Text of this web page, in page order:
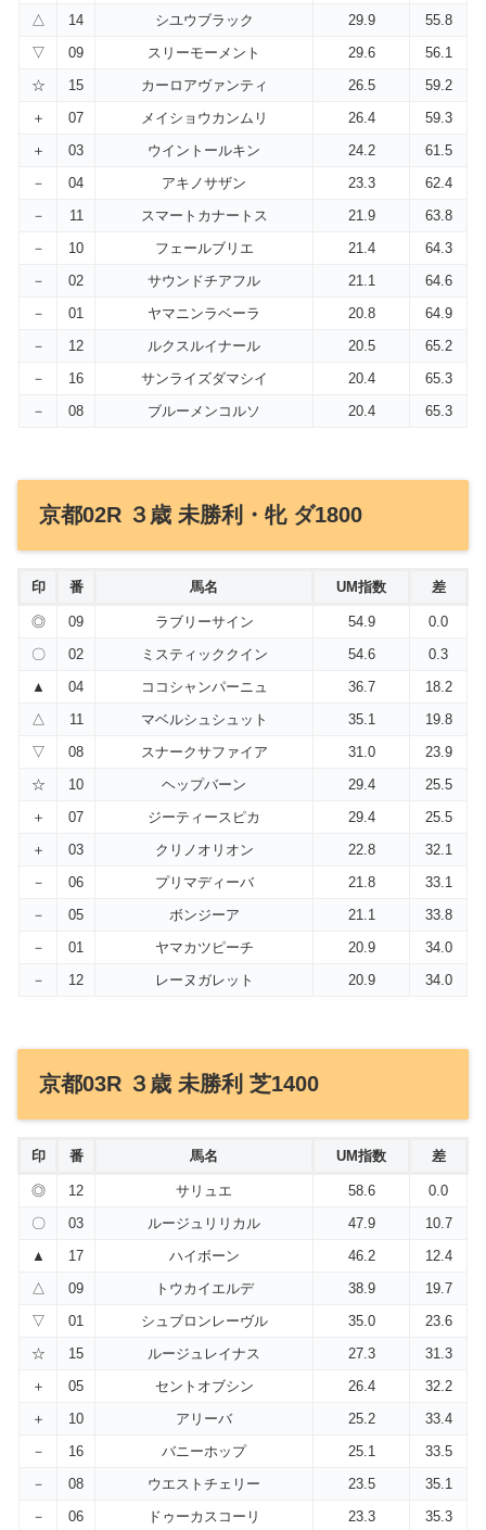
△
14 シユウブラック 29.9
55.8
▽
09 スリーモーメント 29.6
56.1
☆
15 カーロアヴァンティ 26.5
59.2
＋
07 メイショウカンムリ 26.4
59.3
＋
03 ウイントールキン 24.2
61.5
－
04 アキノサザン 23.3
62.4
－
11 スマートカナートス 21.9
63.8
－
10 フェールブリエ 21.4
64.3
－
02 サウンドチアフル 21.1
64.6
－
01 ヤマニンラベーラ 20.8
64.9
－
12 ルクスルイナール 20.5
65.2
－
16 サンライズダマシイ 20.4
65.3
－
08 ブルーメンコルソ 20.4 65.3
京都02R ３歳 未勝利・牝 ダ1800
印 番 馬名 UM指数 差
◎ 09 ラブリーサイン 54.9
0.0
〇
02 ミスティッククイン 54.6
0.3
▲
04 ココシャンパーニュ 36.7
18.2
△
11 マベルシュシュット 35.1
19.8
▽
08 スナークサファイア 31.0
23.9
☆
10 ヘップバーン 29.4
25.5
＋
07 ジーティースピカ 29.4
25.5
＋
03 クリノオリオン 22.8
32.1
－
06 プリマディーバ 21.8
33.1
－
05 ボンジーア 21.1
33.8
－
01 ヤマカツピーチ 20.9
34.0
－
12 レーヌガレット 20.9 34.0
京都03R ３歳 未勝利 芝1400
印 番 馬名 UM指数 差
◎ 12 サリュエ 58.6
0.0
〇
03 ルージュリリカル 47.9
10.7
▲
17 ハイボーン 46.2
12.4
△
09 トウカイエルデ 38.9
19.7
▽
01 シュブロンレーヴル 35.0
23.6
☆
15 ルージュレイナス 27.3
31.3
＋
05 セントオブシン 26.4
32.2
＋
10 アリーバ 25.2
33.4
－
16 バニーホップ 25.1
33.5
－
08 ウエストチェリー 23.5
35.1
－
06 ドゥーカスコーリ 23.3 35.3